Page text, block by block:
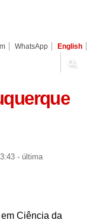
WhatsApp English
- última
Ciência da